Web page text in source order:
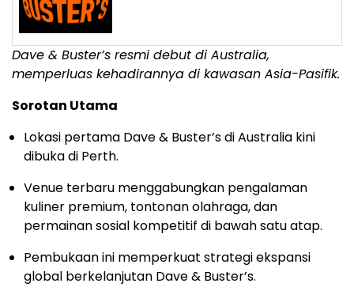
Dave & Buster’s resmi debut di Australia,
memperluas kehadirannya di kawasan Asia-Pasifik.
Sorotan Utama
Lokasi pertama Dave & Buster’s di Australia kini
dibuka di Perth.
Venue terbaru menggabungkan pengalaman
kuliner premium, tontonan olahraga, dan
permainan sosial kompetitif di bawah satu atap.
Pembukaan ini memperkuat strategi ekspansi
global berkelanjutan Dave & Buster’s.